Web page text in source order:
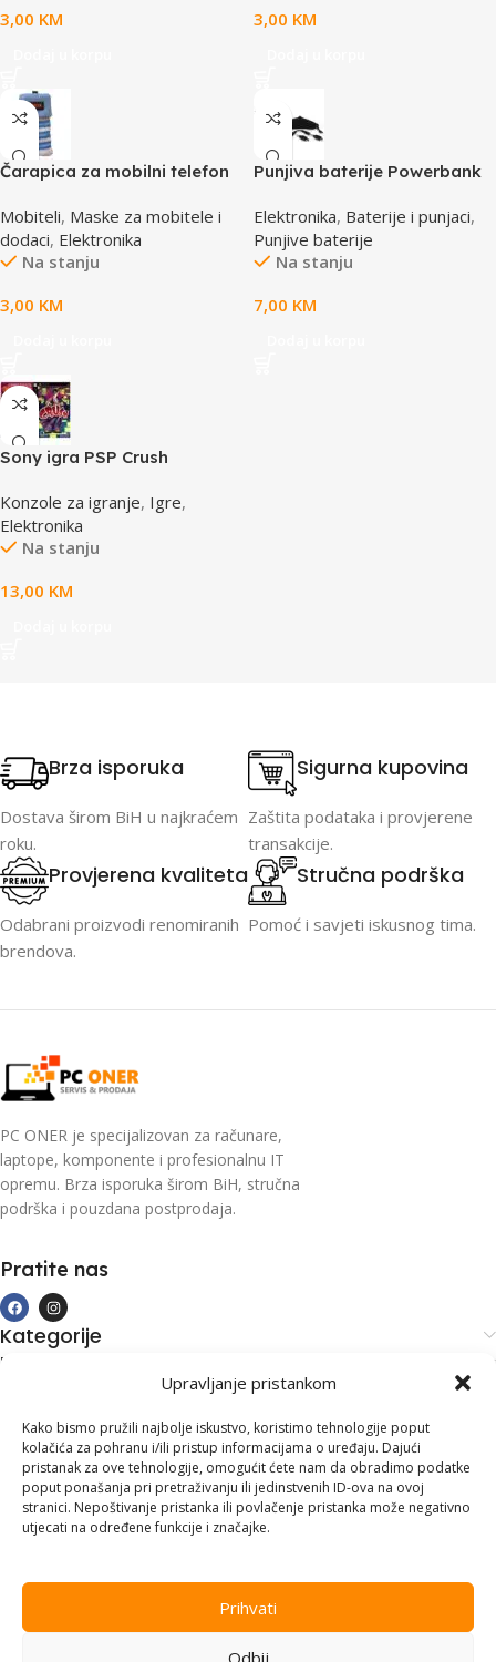
Upravljanje pristankom
Kako bismo pružili najbolje iskustvo, koristimo tehnologije poput
kolačića za pohranu i/ili pristup informacijama o uređaju. Dajući
pristanak za ove tehnologije, omogućit ćete nam da obradimo podatke
poput ponašanja pri pretraživanju ili jedinstvenih ID-ova na ovoj
stranici. Nepoštivanje pristanka ili povlačenje pristanka može negativno
utjecati na određene funkcije i značajke.
Prihvati
Odbij
3,00 KM
3,00 KM
Čarapica za mobilni telefon
65x100mm
Mobiteli, Maske za mobitele i
dodaci, Elektronika
Na stanju
3,00 KM
Punjiva baterije Powerbank
168267 MANHATTAN
Elektronika, Baterije i punjaci,
Punjive baterije
Na stanju
7,00 KM
Sony igra PSP Crush
Konzole za igranje, Igre,
Elektronika
Na stanju
13,00 KM
Brza isporuka
Dostava širom BiH u najkraćem
roku.
Sigurna kupovina
Zaštita podataka i provjerene
transakcije.
Provjerena kvaliteta
Odabrani proizvodi renomiranih
brendova.
Stručna podrška
Pomoć i savjeti iskusnog tima.
PC ONER je specijalizovan za računare,
laptope, komponente i profesionalnu IT
opremu. Brza isporuka širom BiH, stručna
podrška i pouzdana postprodaja.
Pratite nas
Kategorije
Kupovina i podrška
Kontakt informacije
Branilaca Bosne, 75 300 Lukavac
+387 35 555 999
info@pconer.ba